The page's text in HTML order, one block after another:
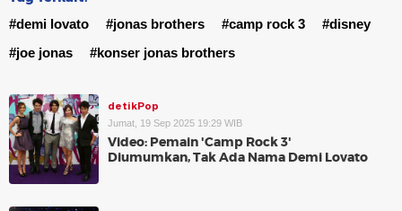
#demi lovato #jonas brothers #camp rock 3
#disney
#joe jonas
#konser jonas brothers
detikPop
Jumat, 19 Sep 2025 19:29 WIB
Video: Pemain 'Camp Rock 3'
Diumumkan, Tak Ada Nama Demi Lovato